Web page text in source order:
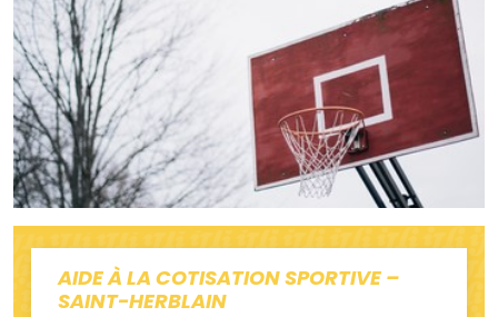
AIDE À LA COTISATION SPORTIVE –
SAINT-HERBLAIN